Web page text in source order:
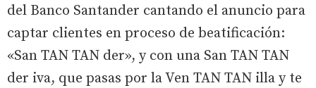
del Banco Santander cantando el anuncio para
captar clientes en proceso de beatificación:
«San TAN TAN der», y con una San TAN TAN
der iva, que pasas por la Ven TAN TAN illa y te